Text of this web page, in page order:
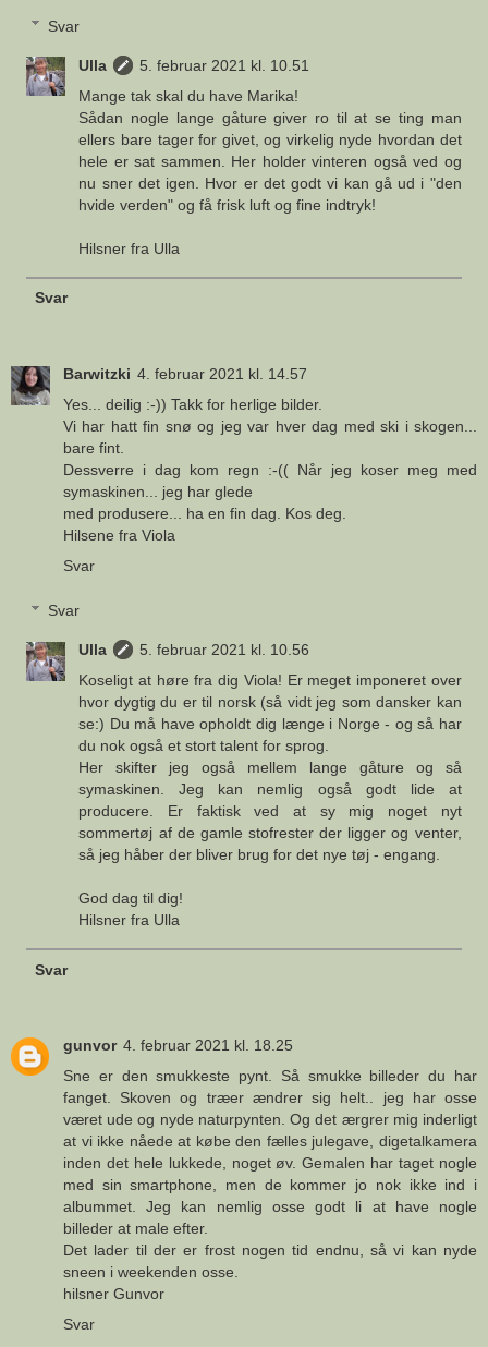
Svar
Ulla
5. februar 2021 kl. 10.51
Mange tak skal du have Marika!
Sådan nogle lange gåture giver ro til at se ting man
ellers bare tager for givet, og virkelig nyde hvordan det
hele er sat sammen. Her holder vinteren også ved og
nu sner det igen. Hvor er det godt vi kan gå ud i "den
hvide verden" og få frisk luft og fine indtryk!
Hilsner fra Ulla
Svar
Barwitzki 4. februar 2021 kl. 14.57
Yes... deilig :-)) Takk for herlige bilder.
Vi har hatt fin snø og jeg var hver dag med ski i skogen...
bare fint.
Dessverre i dag kom regn :-(( Når jeg koser meg med
symaskinen... jeg har glede
med produsere... ha en fin dag. Kos deg.
Hilsene fra Viola
Svar
Svar
Ulla
5. februar 2021 kl. 10.56
Koseligt at høre fra dig Viola! Er meget imponeret over
hvor dygtig du er til norsk (så vidt jeg som dansker kan
se:) Du må have opholdt dig længe i Norge - og så har
du nok også et stort talent for sprog.
Her skifter jeg også mellem lange gåture og så
symaskinen. Jeg kan nemlig også godt lide at
producere. Er faktisk ved at sy mig noget nyt
sommertøj af de gamle stofrester der ligger og venter,
så jeg håber der bliver brug for det nye tøj - engang.
God dag til dig!
Hilsner fra Ulla
Svar
gunvor 4. februar 2021 kl. 18.25
Sne er den smukkeste pynt. Så smukke billeder du har
fanget. Skoven og træer ændrer sig helt.. jeg har osse
været ude og nyde naturpynten. Og det ærgrer mig inderligt
at vi ikke nåede at købe den fælles julegave, digetalkamera
inden det hele lukkede, noget øv. Gemalen har taget nogle
med sin smartphone, men de kommer jo nok ikke ind i
albummet. Jeg kan nemlig osse godt li at have nogle
billeder at male efter.
Det lader til der er frost nogen tid endnu, så vi kan nyde
sneen i weekenden osse.
hilsner Gunvor
Svar